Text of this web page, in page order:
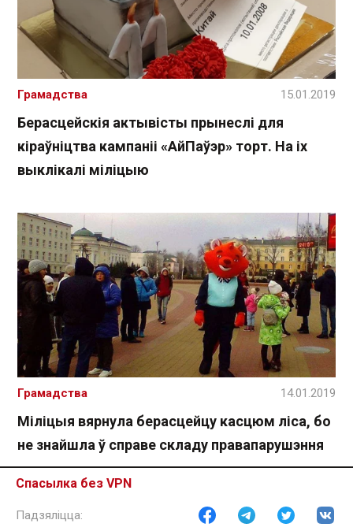
Спасылка без VPN
Берасцейскія актывісты прынеслі для
кіраўніцтва кампаніі «АйПаўэр» торт. На іх
выклікалі міліцыю
Грамадства 15.01.2019
Міліцыя вярнула берасцейцу касцюм ліса, бо
не знайшла ў справе складу правапарушэння
Грамадства 14.01.2019